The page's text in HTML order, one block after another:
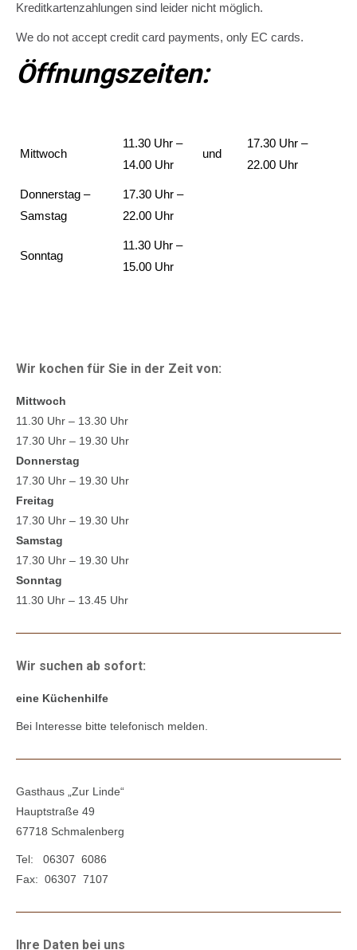
Kreditkartenzahlungen sind leider nicht möglich.
We do not accept credit card payments, only EC cards.
Öffnungszeiten:
Mittwoch
11.30 Uhr –
14.00 Uhr
und
17.30 Uhr –
22.00 Uhr
Donnerstag –
Samstag
17.30 Uhr –
22.00 Uhr
Sonntag
11.30 Uhr –
15.00 Uhr
Wir kochen für Sie in der Zeit von:
Mittwoch
11.30 Uhr – 13.30 Uhr
17.30 Uhr – 19.30 Uhr
Donnerstag
17.30 Uhr – 19.30 Uhr
Freitag
17.30 Uhr – 19.30 Uhr
Samstag
17.30 Uhr – 19.30 Uhr
Sonntag
11.30 Uhr – 13.45 Uhr
Wir suchen ab sofort:
eine Küchenhilfe
Bei Interesse bitte telefonisch melden.
Gasthaus „Zur Linde“
Hauptstraße 49
67718 Schmalenberg
Tel: 06307 6086
Fax: 06307 7107
Ihre Daten bei uns